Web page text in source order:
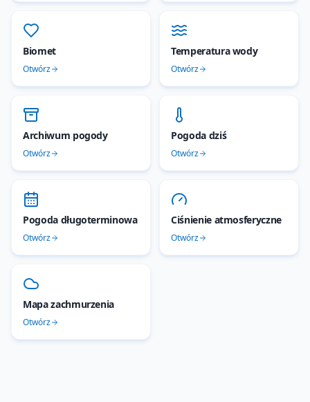
Biomet
Otwórz
Temperatura wody
Otwórz
Archiwum pogody
Otwórz
Pogoda dziś
Otwórz
Pogoda długoterminowa
Otwórz
Ciśnienie atmosferyczne
Otwórz
Mapa zachmurzenia
Otwórz